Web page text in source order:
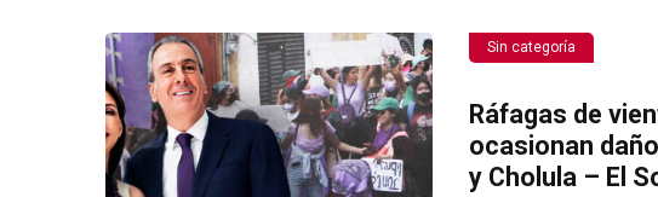
Sin categoría
Ráfagas de
ocasionan
y Cholula – El